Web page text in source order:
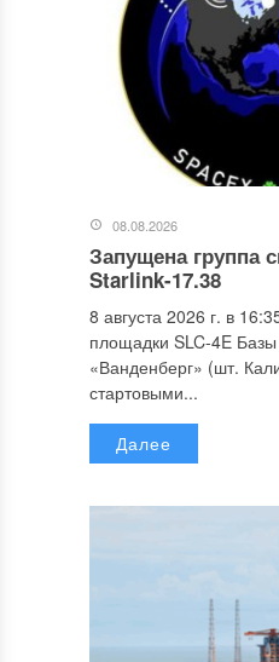
08.08.2026
Запущена группа
Starlink-17.38
8 августа 2026 г. в
площадки SLC-4E
«Ванденберг» (шт.
стартовыми...
Далее